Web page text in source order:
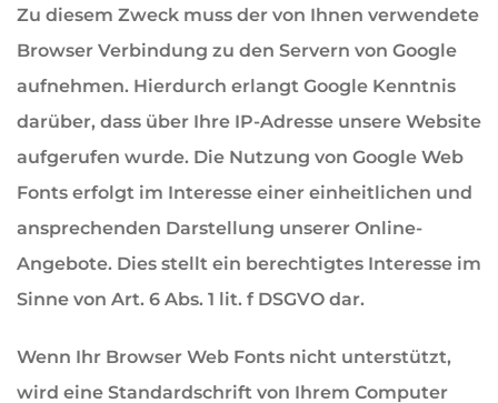
Zu diesem Zweck muss der von Ihnen verwendete
Browser Verbindung zu den Servern von Google
aufnehmen. Hierdurch erlangt Google Kenntnis
darüber, dass über Ihre IP-Adresse unsere Website
aufgerufen wurde. Die Nutzung von Google Web
Fonts erfolgt im Interesse einer einheitlichen und
ansprechenden Darstellung unserer Online-
Angebote. Dies stellt ein berechtigtes Interesse im
Sinne von Art. 6 Abs. 1 lit. f DSGVO dar.
Wenn Ihr Browser Web Fonts nicht unterstützt,
wird eine Standardschrift von Ihrem Computer